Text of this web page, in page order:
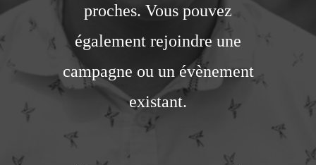
proches. Vous pouvez
également rejoindre une
campagne ou un évènement
existant.